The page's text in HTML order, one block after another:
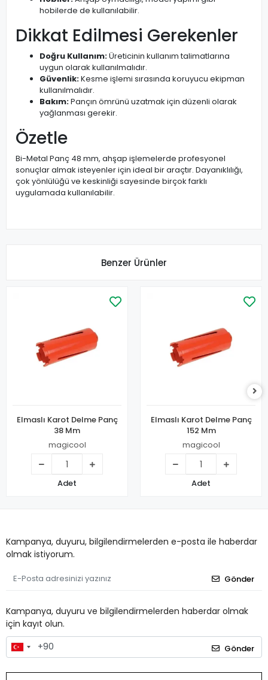
hobilerde de kullanılabilir.
Dikkat Edilmesi Gerekenler
Doğru Kullanım:Üreticinin kullanım talimatlarına
uygun olarak kullanılmalıdır.
Güvenlik:Kesme işlemi sırasında koruyucu ekipman
kullanılmalıdır.
Bakım:Pançın ömrünü uzatmak için düzenli olarak
yağlanması gerekir.
Özetle
Bi-Metal Panç 48 mm, ahşap işlemelerde profesyonel
sonuçlar almak isteyenler için ideal bir araçtır. Dayanıklılığı,
çok yönlülüğü ve keskinliği sayesinde birçok farklı
uygulamada kullanılabilir.
Benzer Ürünler
Elmaslı Karot Delme Panç
38 Mm
magicool
Adet
Elmaslı Karot Delme Panç
152 Mm
magicool
Adet
Kampanya, duyuru, bilgilendirmelerden e-posta ile haberdar
olmak istiyorum.
Gönder
Kampanya, duyuru ve bilgilendirmelerden haberdar olmak
için kayıt olun.
Gönder